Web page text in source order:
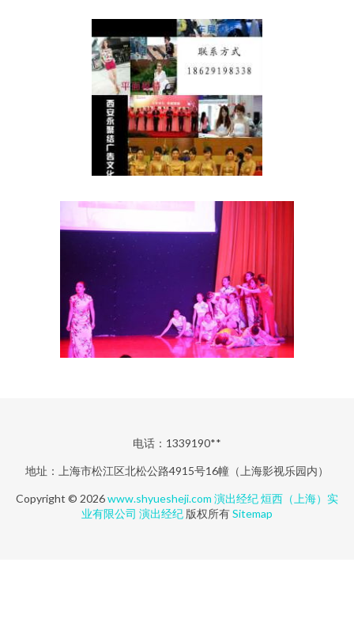
电话：1339190**
地址：上海市松江区北松公路4915号16幢（上海影视乐园内）
Copyright © 2026www.shyuesheji.com 演出经纪烜西（上海）实
业有限公司 演出经纪 版权所有Sitemap